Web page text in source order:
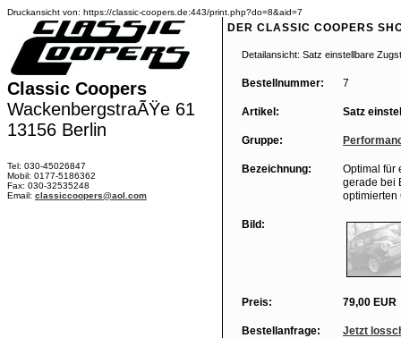
Druckansicht von: https://classic-coopers.de:443/print.php?do=8&aid=7
Classic Coopers
WackenbergstraÃŸe 61
13156 Berlin
Tel: 030-45026847
Mobil: 0177-5186362
Fax: 030-32535248
Email: classiccoopers@aol.com
DER CLASSIC COOPERS
Detailansicht: Satz einstellbare
Bestellnummer: 7
Artikel: Satz
Gruppe:
Bezeichnung:
Optimal für
gerade bei
optimierten
Bild:
Preis: 79,00 EUR
Bestellanfrage: Jetzt